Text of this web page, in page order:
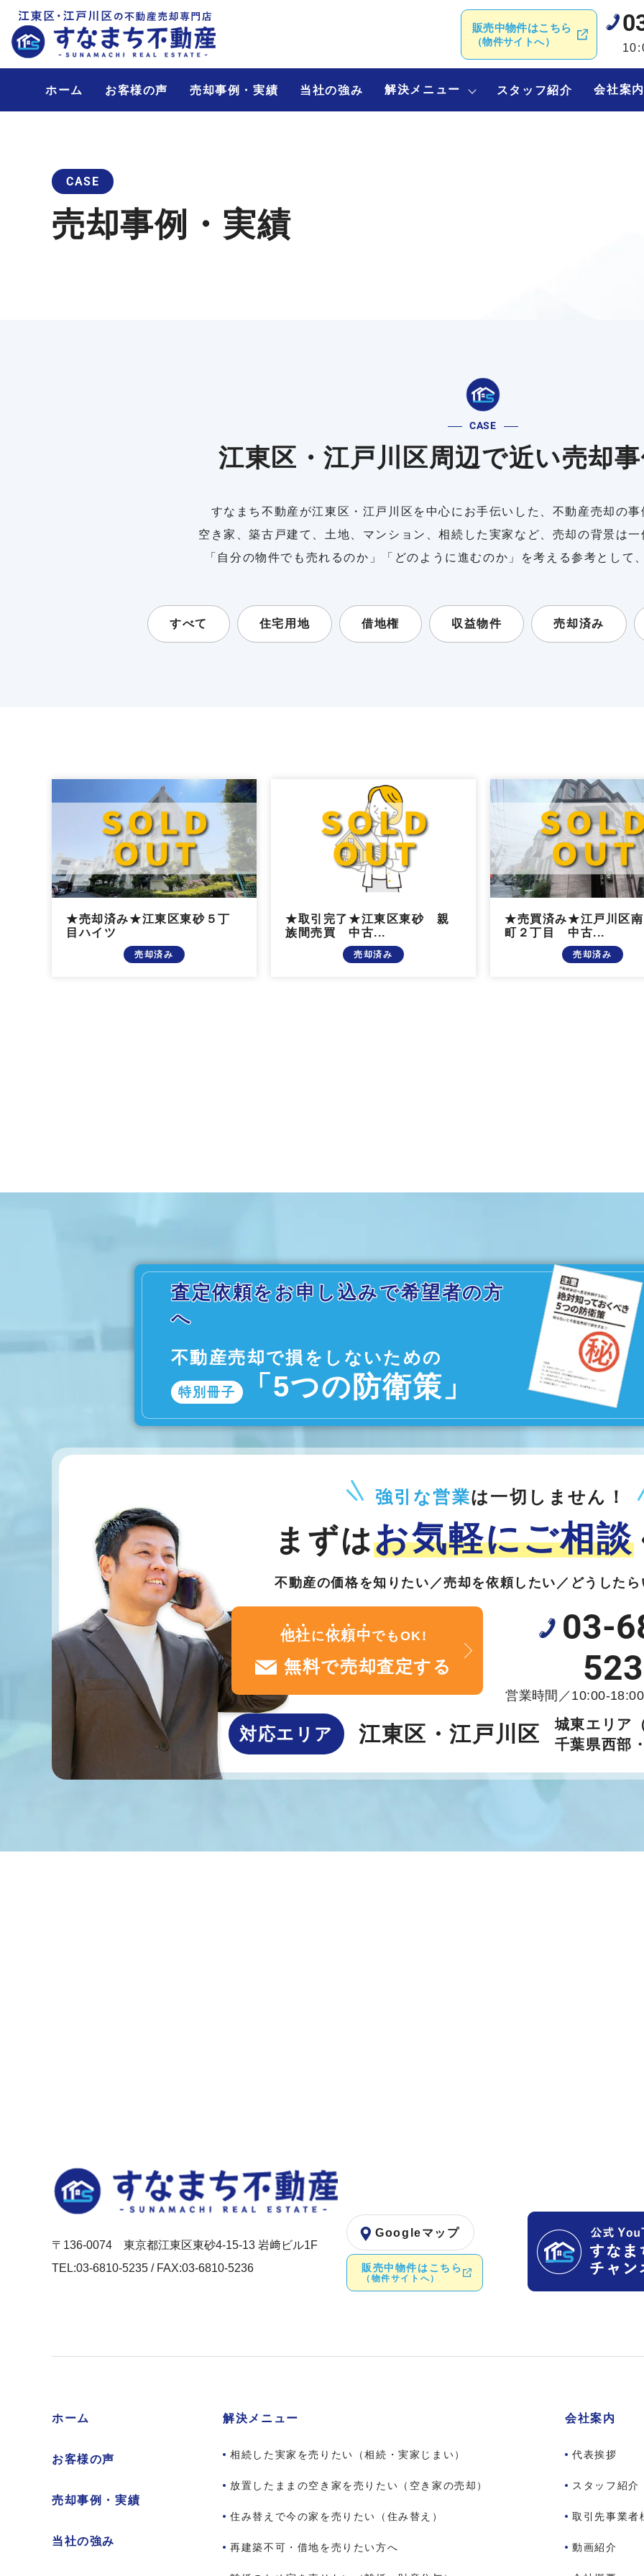
販売中物件はこちら
（物件サイトへ）
ホーム お客様の声 売却事例・実績 当社の強み 解決メニュー スタッフ紹介 会社案内
CASE
売却事例・実績
CASE
江東区・江戸川区周辺で近い売却
すなまち不動産が江東区・江戸川区を中心にお手伝いした、不動産売却の
空き家、築古戸建て、土地、マンション、相続した実家など、売却の背景は
「自分の物件でも売れるのか」「どのように進むのか」を考える参考として
すべて 住宅用地 借地権 収益物件 売却済み
★売却済み★江東区東砂５丁
目ハイツ
売却済み
★取引完了★江東区東砂 親
族間売買 中古...
売却済み
★売買済み★江戸川区
町２丁目 中古...
売却済み
査定依頼をお申し込みで希望者の方
へ
不動産売却で損をしないための
特別冊子 「5つの防衛策」
強引な営業は一切しません！
まずはお気軽にご相談
不動産の価格を知りたい／売却を依頼したい／どうした
他社に依頼中でもOK!
無料で売却査定する
03-
営業時間／10:00-
対応エリア 江東区・江戸川区
城東エリア
千葉県西部
〒136-0074 東京都江東区東砂4-15-13 岩﨑ビル1F
TEL:03-6810-5235 / FAX:03-6810-5236
Googleマップ
販売中物件はこちら
（物件サイトへ）
ホーム
お客様の声
売却事例・実績
当社の強み
解決メニュー
相続した実家を売りたい（相続・実家じまい）
放置したままの空き家を売りたい（空き家の売却）
住み替えで今の家を売りたい（住み替え）
再建築不可・借地を売りたい方へ
会社案内
代表挨拶
スタッフ紹介
取引先事業者
動画紹介